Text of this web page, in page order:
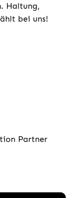
Haltung,
bei uns!
Partner